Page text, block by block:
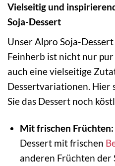
Vielseitig und
Soja-Dessert
Unser Alpro Soja-
Feinherb ist nicht nur pur
auch eine vielseitige
Dessertvariationen. Hier
Sie das Dessert noch
Mit frischen Früchten:
Dessert mit frischen
anderen Früchten der